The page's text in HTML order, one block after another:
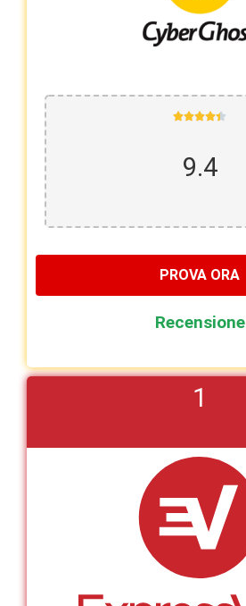

9.4
PROVA ORA
Recensione
1